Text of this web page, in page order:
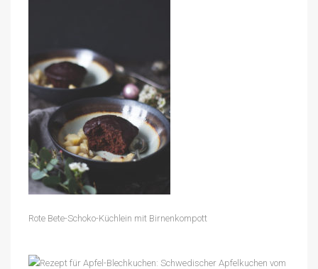
Rote Bete-Schoko-Küchlein mit Birnenkompott